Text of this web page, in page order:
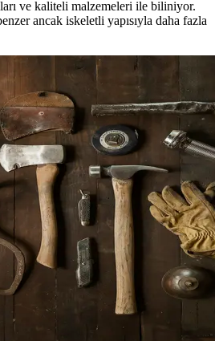
ve kaliteli malzemeleri ile biliniyor.
ancak iskeletli yapısıyla daha fazla